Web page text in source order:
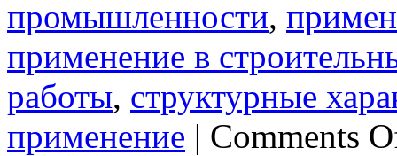
промышленности,
применение в
работы, структурные
применение | Comments